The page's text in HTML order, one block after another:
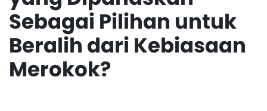
Sebagai Pilihan untuk
Beralih dari Kebiasaan
Merokok?